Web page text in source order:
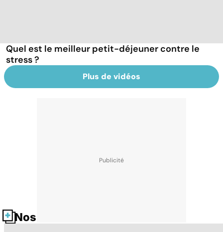
Quel est le meilleur petit-déjeuner contre le
stress ?
Plus de vidéos
Nos fiches santé